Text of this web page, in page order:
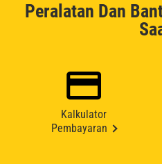
Peralatan Dan
Kalkulator
Pembayaran